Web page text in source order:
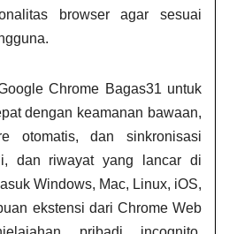
browser agar sesuai
Chrome Bagas31 untuk
dengan keamanan bawaan,
otomatis, dan sinkronisasi
dan riwayat yang lancar di
Windows, Mac, Linux, iOS,
ekstensi dari Chrome Web